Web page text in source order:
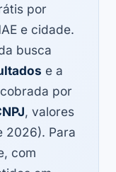
por
e cidade.
busca
e a
por
, valores
2026). Para
com